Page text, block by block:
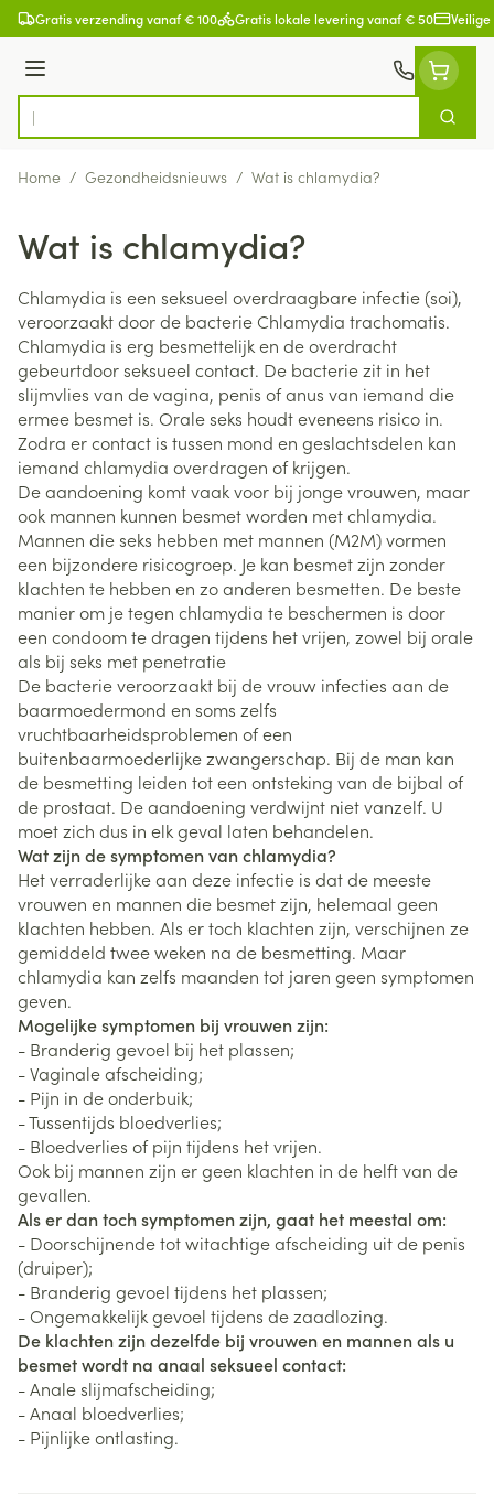
Ga naar de inhoud
Gratis verzending vanaf € 100 Gratis lokale levering vanaf € 50
Menu
Product, merk, categorie...
Zoek
Home / Gezondheidsnieuws / Wat is chlamydia?
Wat is chlamydia?
Chlamydia is een seksueel overdraagbare infectie (soi),
veroorzaakt door de bacterie Chlamydia trachomatis.
Chlamydia is erg besmettelijk en de overdracht
gebeurtdoor seksueel contact. De bacterie zit in het
slijmvlies van de vagina, penis of anus van iemand die
ermee besmet is. Orale seks houdt eveneens risico in.
Zodra er contact is tussen mond en geslachtsdelen kan
iemand chlamydia overdragen of krijgen.
De aandoening komt vaak voor bij jonge vrouwen, maar
ook mannen kunnen besmet worden met chlamydia.
Mannen die seks hebben met mannen (M2M) vormen
een bijzondere risicogroep. Je kan besmet zijn zonder
klachten te hebben en zo anderen besmetten. De beste
manier om je tegen chlamydia te beschermen is door
een condoom te dragen tijdens het vrijen, zowel bij orale
als bij seks met penetratie
De bacterie veroorzaakt bij de vrouw infecties aan de
baarmoedermond en soms zelfs
vruchtbaarheidsproblemen of een
buitenbaarmoederlijke zwangerschap. Bij de man kan
de besmetting leiden tot een ontsteking van de bijbal of
de prostaat. De aandoening verdwijnt niet vanzelf. U
moet zich dus in elk geval laten behandelen.
Wat zijn de symptomen van chlamydia?
Het verraderlijke aan deze infectie is dat de meeste
vrouwen en mannen die besmet zijn, helemaal geen
klachten hebben. Als er toch klachten zijn, verschijnen ze
gemiddeld twee weken na de besmetting. Maar
chlamydia kan zelfs maanden tot jaren geen symptomen
geven.
Mogelijke symptomen bij vrouwen zijn:
- Branderig gevoel bij het plassen;
- Vaginale afscheiding;
- Pijn in de onderbuik;
- Tussentijds bloedverlies;
- Bloedverlies of pijn tijdens het vrijen.
Ook bij mannen zijn er geen klachten in de helft van de
gevallen.
Als er dan toch symptomen zijn, gaat het meestal om:
- Doorschijnende tot witachtige afscheiding uit de penis
(druiper);
- Branderig gevoel tijdens het plassen;
- Ongemakkelijk gevoel tijdens de zaadlozing.
De klachten zijn dezelfde bij vrouwen en mannen als u
besmet wordt na anaal seksueel contact:
- Anale slijmafscheiding;
- Anaal bloedverlies;
- Pijnlijke ontlasting.